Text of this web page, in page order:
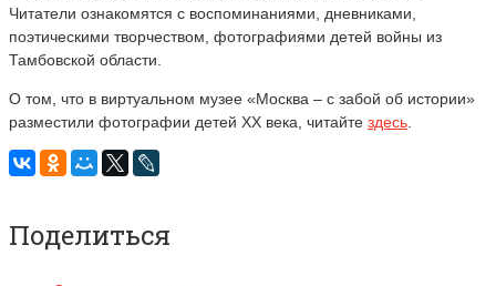
Читатели ознакомятся с воспоминаниями, дневниками,
поэтическими творчеством, фотографиями детей войны из
Тамбовской области.
О том, что в виртуальном музее «Москва – с забой об истории»
разместили фотографии детей XX века, читайте здесь
Поделиться